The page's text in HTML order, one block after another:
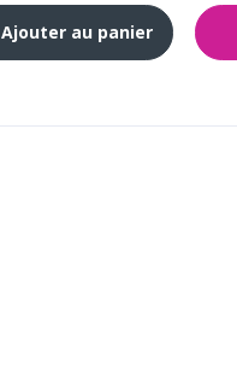
Ajouter au panier